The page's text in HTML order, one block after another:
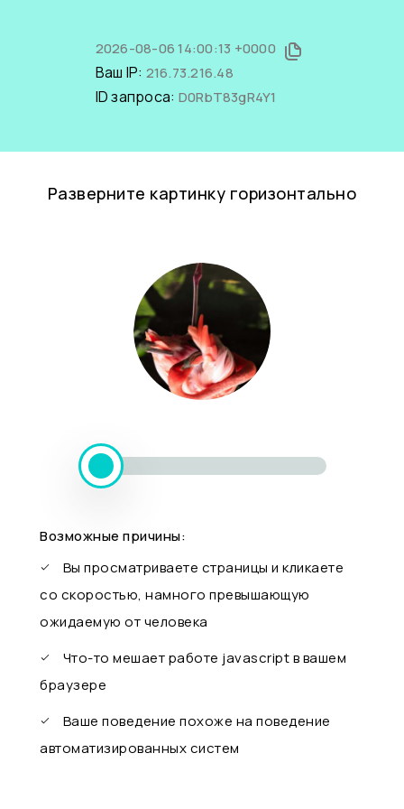
2026-08-06 14:00:13 +0000
Ваш IP: 216.73.216.48
ID запроса: D0RbT83gR4Y1
Разверните картинку горизонтально
Возможные причины:
Вы просматриваете страницы и кликаете
со скоростью, намного превышающую
ожидаемую от человека
Что-то мешает работе javascript в вашем
браузере
Ваше поведение похоже на поведение
автоматизированных систем